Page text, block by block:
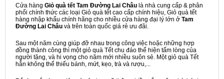
Cửa hàng Giỏ quà tết Tam Đường Lai Châu là nhà cung cấp & phân
phối chính thức các loại Giỏ quà tết cao cấp chính hiệu, Giỏ quà tết
hàng nhập khẩu chính hãng cho nhiều cửa hàng đại lý lớn ở Tam
Đường Lai Châu và trên toàn quốc giá rẻ ưu đãi.
Sau một năm cùng giúp đỡ nhau trong công việc hoặc những hợp
đồng thành công thì một giỏ quà Tết chu đáo thể hiện tấm lòng của
người tặng, và hi vọng cho năm mới nhiều suôn sẻ. Một giỏ quà Tết
hẳn không thể thiếu bánh, mứt, kẹo, trà và rượu,...